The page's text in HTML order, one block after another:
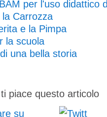
per l'uso didattico
Carrozza
e la Pimpa
la scuola
una bella storia
piace questo articolo